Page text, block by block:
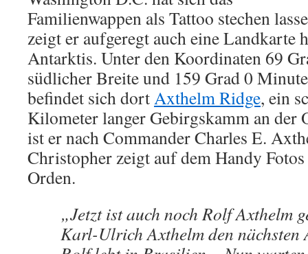
Familienwappen als Tattoo stechen
zeigt er aufgeregt auch eine Landkarte
Antarktis. Unter den Koordinaten 69
südlicher Breite und 159 Grad 0
befindet sich dortAxthelm Ridge, ein
Kilometer langer Gebirgskamm an der
ist er nach Commander Charles E.
Christopher zeigt auf dem Handy
Orden.
„Jetzt ist auch noch Rolf Axthelm
Karl-Ulrich Axthelm den nächsten